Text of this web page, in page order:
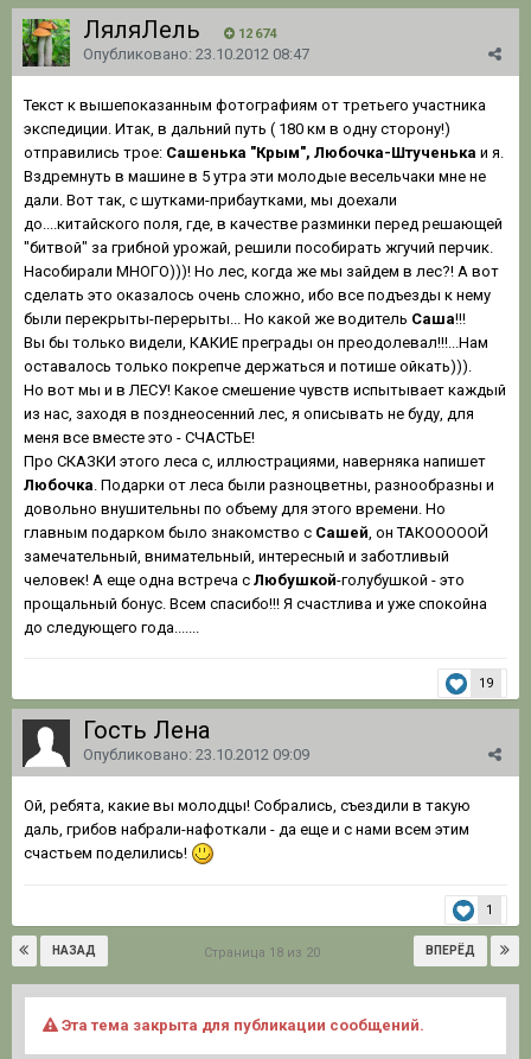
ЛяляЛель 12 674
Опубликовано: 23.10.2012 08:47
Текст к вышепоказанным фотографиям от третьего участника
экспедиции. Итак, в дальний путь ( 180 км в одну сторону!)
отправились трое: Сашенька "Крым", Любочка-Штученька и я.
Вздремнуть в машине в 5 утра эти молодые весельчаки мне не
дали. Вот так, с шутками-прибаутками, мы доехали
до....китайского поля, где, в качестве разминки перед решающей
"битвой" за грибной урожай, решили пособирать жгучий перчик.
Насобирали МНОГО)))! Но лес, когда же мы зайдем в лес?! А вот
сделать это оказалось очень сложно, ибо все подъезды к нему
были перекрыты-перерыты... Но какой же водитель Саша!!!
Вы бы только видели, КАКИЕ преграды он преодолевал!!!...Нам
оставалось только покрепче держаться и потише ойкать))).
Но вот мы и в ЛЕСУ! Какое смешение чувств испытывает каждый
из нас, заходя в позднеосенний лес, я описывать не буду, для
меня все вместе это - СЧАСТЬЕ!
Про СКАЗКИ этого леса с, иллюстрациями, наверняка напишет
Любочка . Подарки от леса были разноцветны, разнообразны и
довольно внушительны по объему для этого времени. Но
главным подарком было знакомство с Сашей , он ТАКОООООЙ
замечательный, внимательный, интересный и заботливый
человек! А еще одна встреча с Любушкой-голубушкой - это
прощальный бонус. Всем спасибо!!! Я счастлива и уже спокойна
до следующего года.......
19
Гость Лена
Опубликовано: 23.10.2012 09:09
Ой, ребята, какие вы молодцы! Собрались, съездили в такую
даль, грибов набрали-нафоткали - да еще и с нами всем этим
счастьем поделились!
1
НАЗАД ВПЕРЁД
Страница 18 из 20
Эта тема закрыта для публикации сообщений.